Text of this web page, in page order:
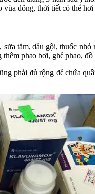
đông, thời tiết có thể
tắm, dầu gội, thuốc
phao bơi, ghế phao, đồ
phải đủ rộng để chứa